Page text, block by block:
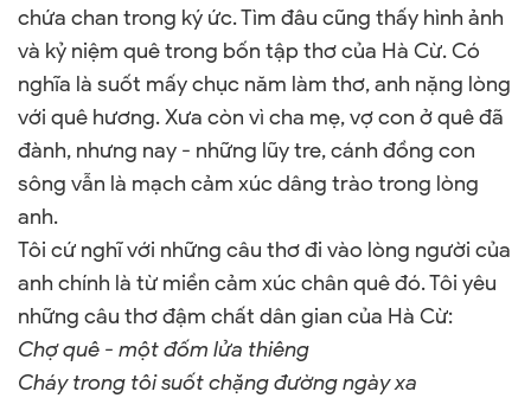
chứa chan trong ký ức. Tìm đâu cũng thấy hình ảnh
và kỷ niệm quê trong bốn tập thơ của Hà Cừ. Có
nghĩa là suốt mấy chục năm làm thơ, anh nặng lòng
với quê hương. Xưa còn vì cha mẹ, vợ con ở quê đã
đành, nhưng nay - những lũy tre, cánh đồng con
sông vẫn là mạch cảm xúc dâng trào trong lòng
anh.
Tôi cứ nghĩ với những câu thơ đi vào lòng người của
anh chính là từ miền cảm xúc chân quê đó. Tôi yêu
những câu thơ đậm chất dân gian của Hà Cừ:
Chợ quê - một đốm lửa thiêng
Cháy trong tôi suốt chặng đường ngày xa